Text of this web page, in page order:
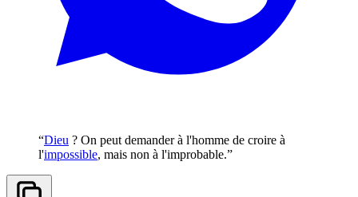
“Dieu ? On peut demander à l'homme de croire à
l'impossible, mais non à l'improbable.”